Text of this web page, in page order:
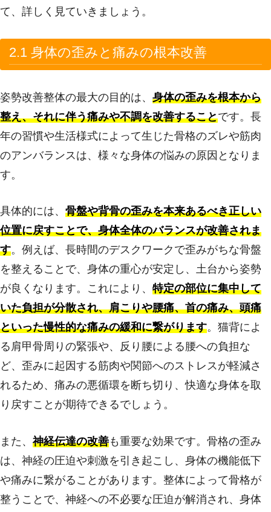
て、詳しく見ていきましょう。
2.1 身体の歪みと痛みの根本改善
姿勢改善整体の最大の目的は、 身体の歪みを根本から
整え、それに伴う痛みや不調を改善することです。長
年の習慣や生活様式によって生じた骨格のズレや筋肉
のアンバランスは、様々な身体の悩みの原因となりま
す。
具体的には、 骨盤や背骨の歪みを本来あるべき正しい
位置に戻すことで、身体全体のバランスが改善されま
す。例えば、長時間のデスクワークで歪みがちな骨盤
を整えることで、身体の重心が安定し、土台から姿勢
が良くなります。これにより、 特定の部位に集中して
いた負担が分散され、肩こりや腰痛、首の痛み、頭痛
といった慢性的な痛みの緩和に繋がります。猫背によ
る肩甲骨周りの緊張や、反り腰による腰への負担な
ど、歪みに起因する筋肉や関節へのストレスが軽減さ
れるため、痛みの悪循環を断ち切り、快適な身体を取
り戻すことが期待できるでしょう。
また、 神経伝達の改善も重要な効果です。骨格の歪み
は、神経の圧迫や刺激を引き起こし、身体の機能低下
や痛みに繋がることがあります。整体によって骨格が
整うことで、神経への不必要な圧迫が解消され、身体